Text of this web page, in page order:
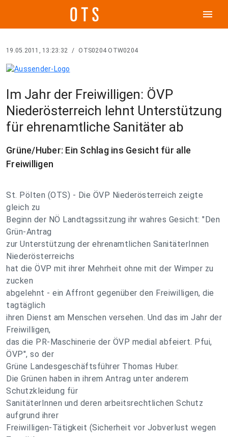
menu
19.05.2011, 13:23:32 / OTS0204 OTW0204
Im Jahr der Freiwilligen: ÖVP
Niederösterreich lehnt Unterstützung
für ehrenamtliche Sanitäter ab
Grüne/Huber: Ein Schlag ins Gesicht für alle
Freiwilligen
St. Pölten (OTS) - Die ÖVP Niederösterreich zeigte
gleich zu
Beginn der NÖ Landtagssitzung ihr wahres Gesicht: "Den
Grün-Antrag
zur Unterstützung der ehrenamtlichen SanitäterInnen
Niederösterreichs
hat die ÖVP mit ihrer Mehrheit ohne mit der Wimper zu
zucken
abgelehnt - ein Affront gegenüber den Freiwilligen, die
tagtäglich
ihren Dienst am Menschen versehen. Und das im Jahr der
Freiwilligen,
das die PR-Maschinerie der ÖVP medial abfeiert. Pfui,
ÖVP", so der
Grüne Landesgeschäftsführer Thomas Huber.
Die Grünen haben in ihrem Antrag unter anderem
Schutzkleidung für
SanitäterInnen und deren arbeitsrechtlichen Schutz
aufgrund ihrer
Freiwilligen-Tätigkeit (Sicherheit vor Jobverlust wegen